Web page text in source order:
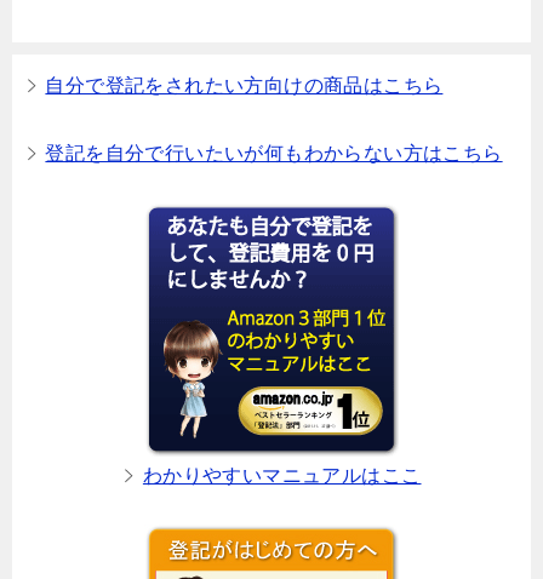
自分で登記をされたい方向けの商品はこちら
登記を自分で行いたいが何もわからない方はこちら
わかりやすいマニュアルはここ